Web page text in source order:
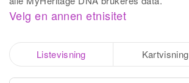
Velg en annen etnisitet
Listevisning Kartvisning